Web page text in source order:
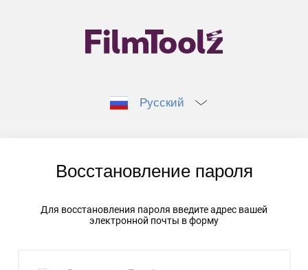
Русский
Восстановление пароля
Для восстановления пароля введите адрес вашей
электронной почты в форму